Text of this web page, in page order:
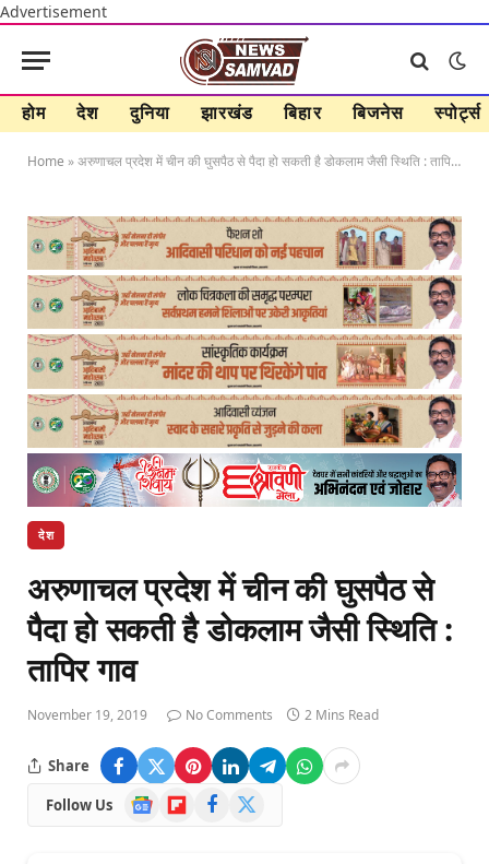
Advertisement
होम देश दुनिया झारखंड बिहार बिजनेस स्पोर्ट्स
Home »अरुणाचल प्रदेश में चीन की घुसपैठ से पैदा हो सकती है डोकलाम जैसी स्थिति : तापिर गाव
देश
अरुणाचल प्रदेश में चीन की घुसपैठ से
पैदा हो सकती है डोकलाम जैसी स्थिति :
तापिर गाव
November 19, 2019 No Comments 2 Mins Read
Share
Follow Us
Google
News
FlipboardFacebook